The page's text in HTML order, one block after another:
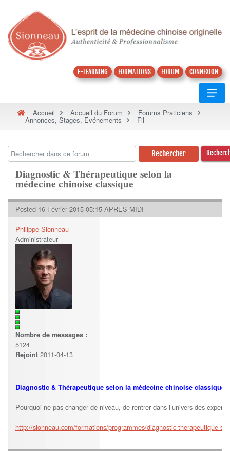
E-LEARNING FORMATIONS FORUM CONNEXION
Accueil Accueil du Forum Forums Praticiens
Annonces, Stages, Evénements Fil
Diagnostic & Thérapeutique selon la
médecine chinoise classique
Posted 16 Février 2015 05:15 APRÈS-MIDI
Philippe Sionneau
Administrateur
Nombre de messages :
5124
Rejoint 2011-04-13
Diagnostic & Thérapeutique selon la médecine chinoise classique
Pourquoi ne pas changer de niveau, de rentrer dans l’univers des experts
http://sionneau.com/formations/programmes/diagnostic-therapeutique-